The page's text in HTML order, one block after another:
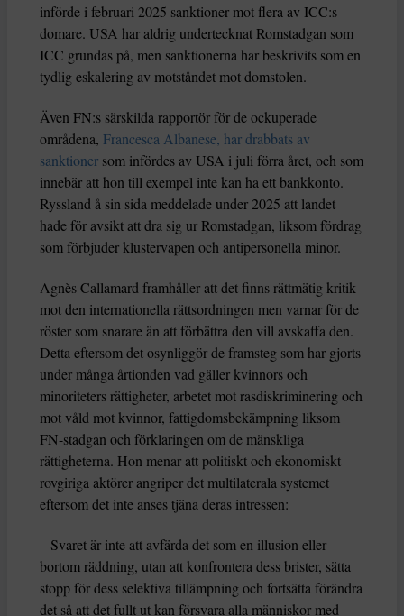
införde i februari 2025 sanktioner mot flera av ICC:s
domare. USA har aldrig undertecknat Romstadgan som
ICC grundas på, men sanktionerna har beskrivits som en
tydlig eskalering av motståndet mot domstolen.
Även FN:s särskilda rapportör för de ockuperade
områdena, Francesca Albanese, har drabbats av
sanktioner som infördes av USA i juli förra året, och som
innebär att hon till exempel inte kan ha ett bankkonto.
Ryssland å sin sida meddelade under 2025 att landet
hade för avsikt att dra sig ur Romstadgan, liksom fördrag
som förbjuder klustervapen och antipersonella minor.
Agnès Callamard framhåller att det finns rättmätig kritik
mot den internationella rättsordningen men varnar för de
röster som snarare än att förbättra den vill avskaffa den.
Detta eftersom det osynliggör de framsteg som har gjorts
under många årtionden vad gäller kvinnors och
minoriteters rättigheter, arbetet mot rasdiskriminering och
mot våld mot kvinnor, fattigdomsbekämpning liksom
FN-stadgan och förklaringen om de mänskliga
rättigheterna. Hon menar att politiskt och ekonomiskt
rovgiriga aktörer angriper det multilaterala systemet
eftersom det inte anses tjäna deras intressen:
– Svaret är inte att avfärda det som en illusion eller
bortom räddning, utan att konfrontera dess brister, sätta
stopp för dess selektiva tillämpning och fortsätta förändra
det så att det fullt ut kan försvara alla människor med